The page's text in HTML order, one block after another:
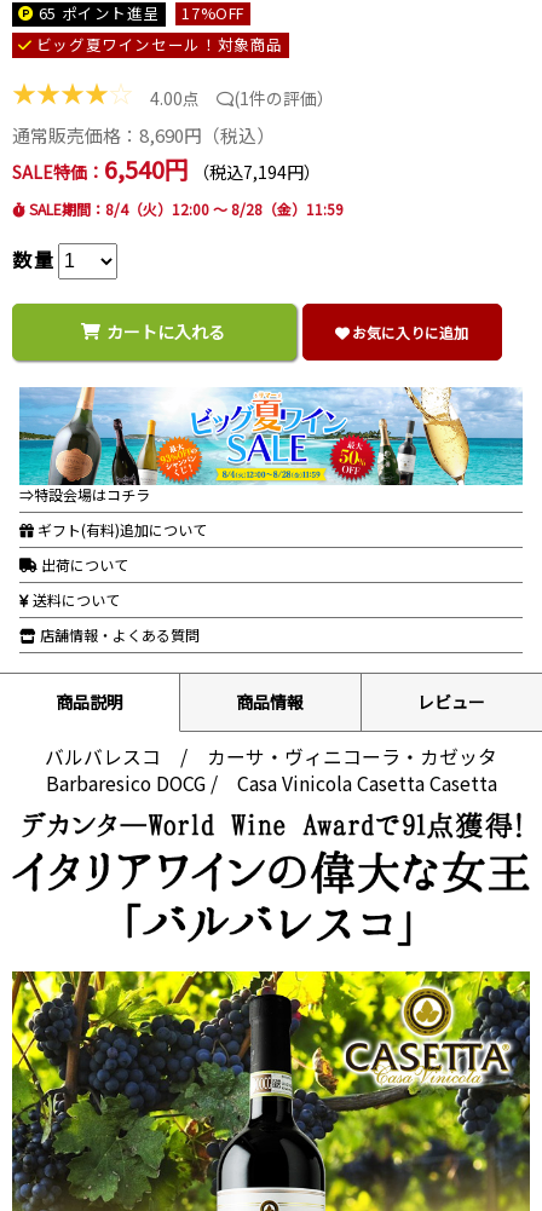
65 ポイント進呈 17%OFF
ビッグ夏ワインセール！対象商品
★★★★☆ 4.00点 (1件の評価）
通常販売価格： 8,690円（税込）
SALE特価： 6,540円 （税込7,194円）
SALE期間：8/4（火）12:00 ～ 8/28（金）11:59
数量
カートに入れる お気に入りに追加
⇒特設会場はコチラ
ギフト(有料)追加について
出荷について
送料について
店舗情報・よくある質問
商品説明 商品情報 レビュー
バルバレスコ / カーサ・ヴィニコーラ・カゼッタ
Barbaresico DOCG / Casa Vinicola Casetta Casetta